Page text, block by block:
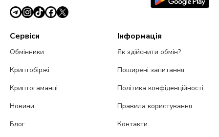
Сервіси
Обмінники
Криптобіржі
Криптогаманці
Новини
Блог
Інформація
Як здійснити обмін?
Поширені запитання
Політика конфіденційності
Правила користування
Контакти